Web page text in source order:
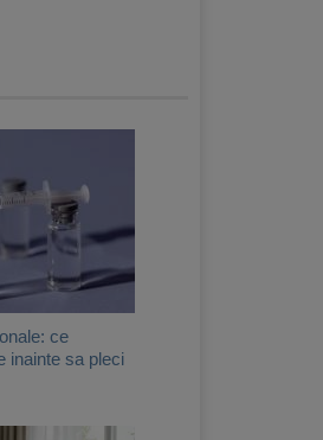
ce
inainte sa pleci